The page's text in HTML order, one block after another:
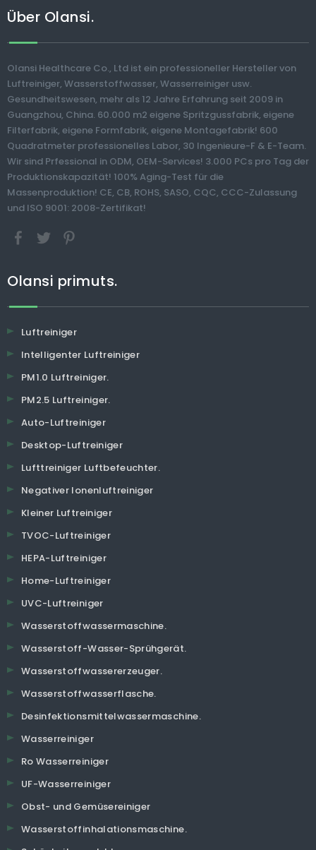
Über Olansi.
Olansi Healthcare Co., Ltd ist ein professioneller Hersteller von
Luftreiniger, Wasserstoffwasser, Wasserreiniger usw.
Gesundheitswesen, mehr als 12 Jahre Erfahrung seit 2009 in
Guangzhou, China. 60.000 m2 eigene Spritzgussfabrik, eigene
Filterfabrik, eigene Formfabrik, eigene Montagefabrik! 600
Quadratmeter professionelles Labor, 30 Ingenieure-F & E-Team.
Wir sind Prfessional in ODM, OEM-Services! 3.000 PCs pro Tag der
Produktionskapazität! 100% Aging-Test für die
Massenproduktion! CE, CB, ROHS, SASO, CQC, CCC-Zulassung
und ISO 9001: 2008-Zertifikat!
Olansi primuts.
Luftreiniger
Intelligenter Luftreiniger
PM1.0 Luftreiniger.
PM2.5 Luftreiniger.
Auto-Luftreiniger
Desktop-Luftreiniger
Lufttreiniger Luftbefeuchter.
Negativer Ionenluftreiniger
Kleiner Luftreiniger
TVOC-Luftreiniger
HEPA-Luftreiniger
Home-Luftreiniger
UVC-Luftreiniger
Wasserstoffwassermaschine.
Wasserstoff-Wasser-Sprühgerät.
Wasserstoffwassererzeuger.
Wasserstoffwasserflasche.
Desinfektionsmittelwassermaschine.
Wasserreiniger
Ro Wasserreiniger
UF-Wasserreiniger
Obst- und Gemüsereiniger
Wasserstoffinhalationsmaschine.